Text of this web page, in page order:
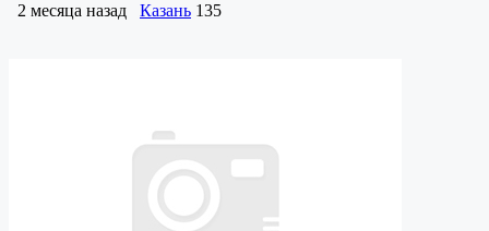
2 месяца назад Казань 135